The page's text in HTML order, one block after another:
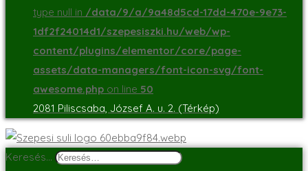
type null in /data/9/a/9a48d5cd-17dd-470e-9e73-
1df2f24014d1/szepesiszki.hu/web/wp-
content/plugins/elementor/core/page-
assets/data-managers/font-icon-svg/font-
awesome.php on line 50
2081 Piliscsaba, József A. u. 2. (Térkép)
Keresés…